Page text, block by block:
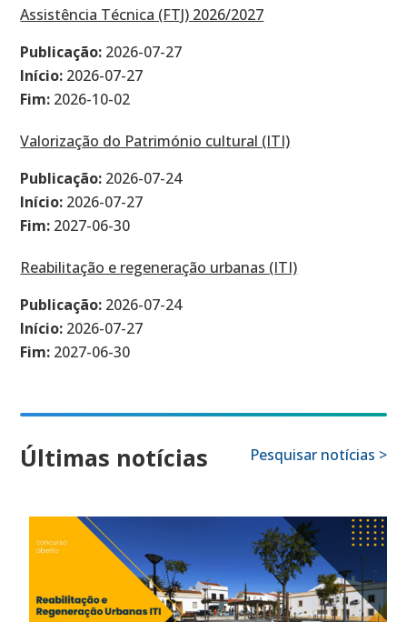
Assistência Técnica (FTJ) 2026/2027
Publicação: 2026-07-27
Início: 2026-07-27
Fim: 2026-10-02
Valorização do Património cultural (ITI)
Publicação: 2026-07-24
Início: 2026-07-27
Fim: 2027-06-30
Reabilitação e regeneração urbanas (ITI)
Publicação: 2026-07-24
Início: 2026-07-27
Fim: 2027-06-30
Últimas notícias Pesquisar notícias >